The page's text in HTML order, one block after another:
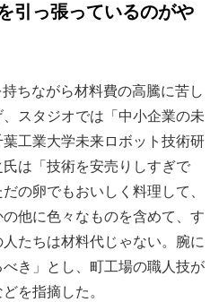
引っ張っているのがや
ちながら材料費の高騰に苦し
スタジオでは「中小企業の未
工業大学未来ロボット技術研
は「技術を安売りしすぎで
の卵でもおいしく料理して、
他に色々なものを含めて、す
たちは材料代じゃない。腕に
き」とし、町工場の職人技が
を指摘した。